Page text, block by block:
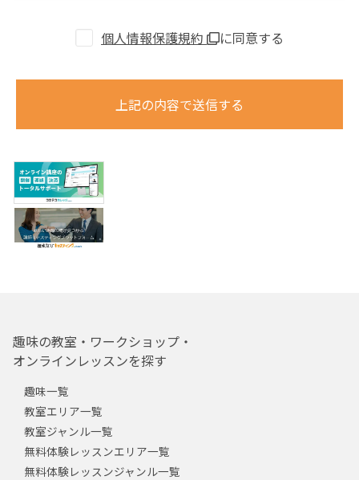
個人情報保護規約 に同意する
上記の内容で送信する
趣味の教室・ワークショップ・
オンラインレッスンを探す
趣味一覧
教室エリア一覧
教室ジャンル一覧
無料体験レッスンエリア一覧
無料体験レッスンジャンル一覧